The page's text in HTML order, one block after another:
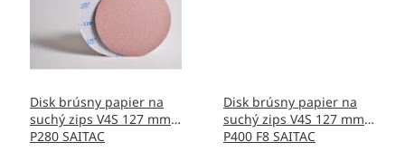
Disk brúsny papier na
suchý zips V4S 127 mm
P280 SAITAC
Disk brúsny papier na
suchý zips V4S 127 mm
P400 F8 SAITAC